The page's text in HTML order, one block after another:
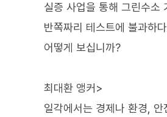
실증 사업을 통해 그린수소
반쪽짜리 테스트에 불과하
어떻게 보십니까?
최대환 앵커>
일각에서는 경제나 환경,